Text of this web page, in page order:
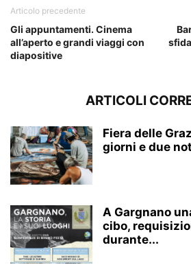
Articolo precedente
Gli appuntamenti. Cinema
all’aperto e grandi viaggi con
diapositive
ARTICOLI
Fiera delle
giorni e due
A Gargnano
cibo,
durante...